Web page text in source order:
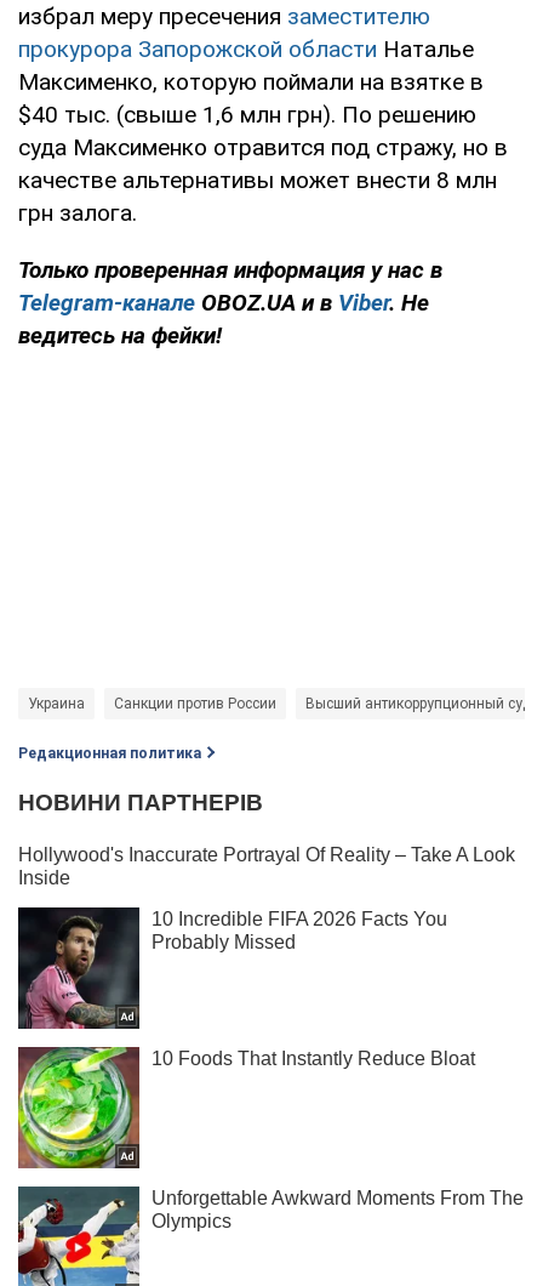
избрал меру пресечения заместителю
прокурора Запорожской области Наталье
Максименко, которую поймали на взятке в
$40 тыс. (свыше 1,6 млн грн). По решению
суда Максименко отравится под стражу, но в
качестве альтернативы может внести 8 млн
грн залога.
Только проверенная информация у нас в
Telegram-канале OBOZ.UA и в Viber. Не
ведитесь на фейки!
Украина Санкции против России Высший антикоррупционный суд
Редакционная политика